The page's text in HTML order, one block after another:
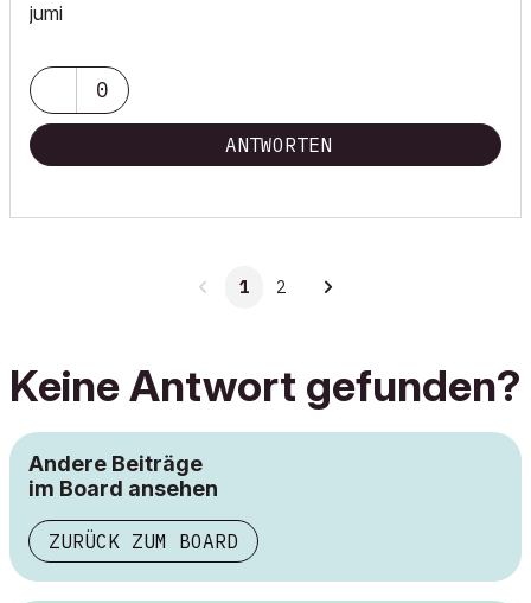
jumi
0
ANTWORTEN
1 2
Keine Antwort gefunden?
Andere Beiträge
im Board ansehen
ZURÜCK ZUM BOARD